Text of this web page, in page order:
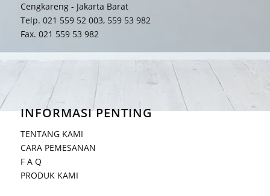
Cengkareng - Jakarta Barat
Telp. 021 559 52 003, 559 53 982
Fax. 021 559 53 982
INFORMASI PENTING
TENTANG KAMI
CARA PEMESANAN
F A Q
PRODUK KAMI